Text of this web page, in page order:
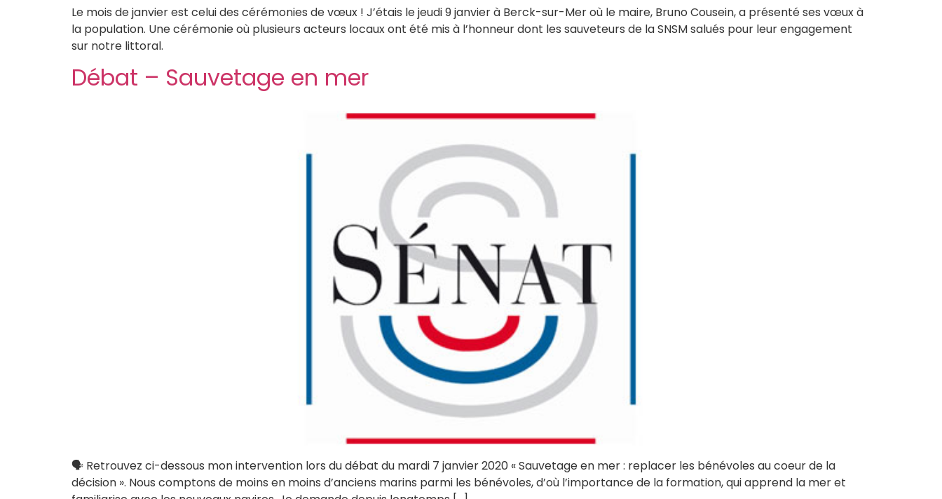
Le mois de janvier est celui des cérémonies de vœux ! J’étais le jeudi 9 janvier à Berck-sur-Mer où le maire, Bruno Cousein, a présenté ses vœux à
la population. Une cérémonie où plusieurs acteurs locaux ont été mis à l’honneur dont les sauveteurs de la SNSM salués pour leur engagement
sur notre littoral.
Débat – Sauvetage en mer
🗣 Retrouvez ci-dessous mon intervention lors du débat du mardi 7 janvier 2020 « Sauvetage en mer : replacer les bénévoles au coeur de la
décision ». Nous comptons de moins en moins d’anciens marins parmi les bénévoles, d’où l’importance de la formation, qui apprend la mer et